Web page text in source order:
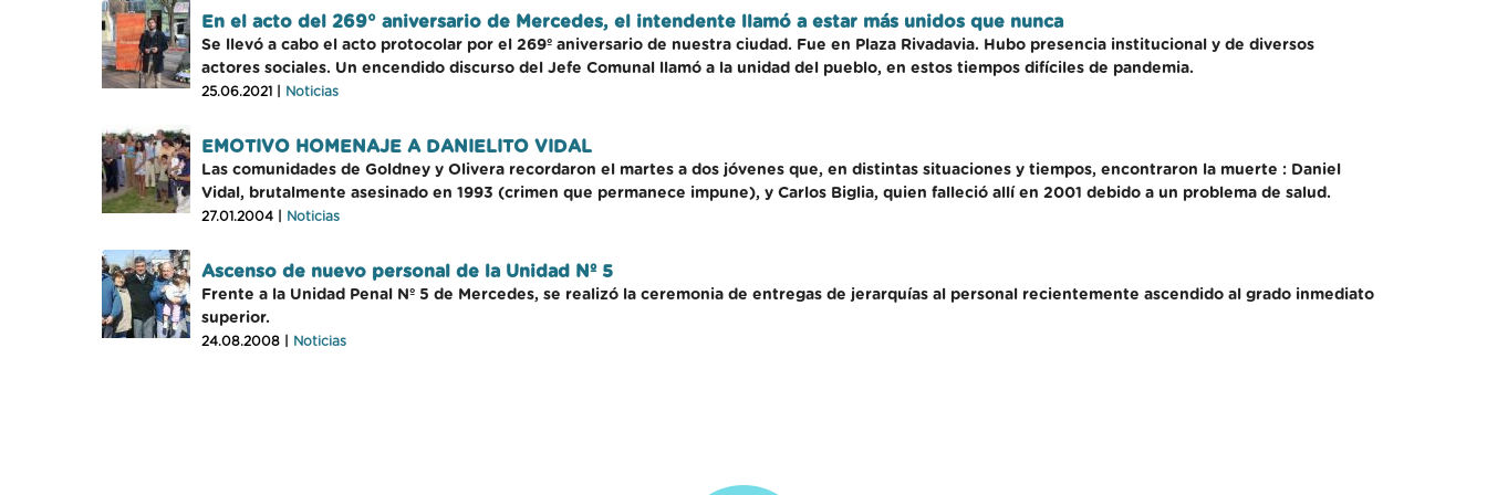
En el acto del 269° aniversario de Mercedes, el intendente llamó a estar más unidos que nunca
Se llevó a cabo el acto protocolar por el 269º aniversario de nuestra ciudad. Fue en Plaza Rivadavia. Hubo presencia institucional y de diversos
actores sociales. Un encendido discurso del Jefe Comunal llamó a la unidad del pueblo, en estos tiempos difíciles de pandemia.
25.06.2021 | Noticias
EMOTIVO HOMENAJE A DANIELITO VIDAL
Las comunidades de Goldney y Olivera recordaron el martes a dos jóvenes que, en distintas situaciones y tiempos, encontraron la muerte : Daniel
Vidal, brutalmente asesinado en 1993 (crimen que permanece impune), y Carlos Biglia, quien falleció allí en 2001 debido a un problema de salud.
27.01.2004 | Noticias
Ascenso de nuevo personal de la Unidad Nº 5
Frente a la Unidad Penal Nº 5 de Mercedes, se realizó la ceremonia de entregas de jerarquías al personal recientemente ascendido al grado inmediato
superior.
24.08.2008 | Noticias